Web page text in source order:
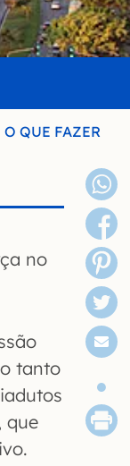
O QUE FAZER
no
tanto
que